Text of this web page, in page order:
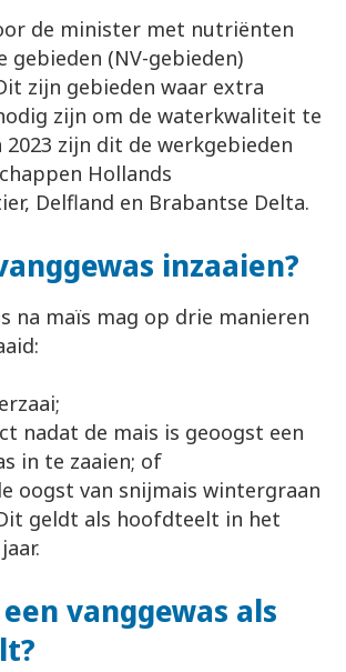
de minister met nutriënten
gebieden (NV-gebieden)
zijn gebieden waar extra
zijn om de waterkwaliteit te
zijn dit de werkgebieden
Hollands
Delfland en Brabantse Delta.
inzaaien?
na maïs mag op drie manieren
nadat de mais is geoogst een
in te zaaien; of
oogst van snijmais wintergraan
geldt als hoofdteelt in het
vanggewas als